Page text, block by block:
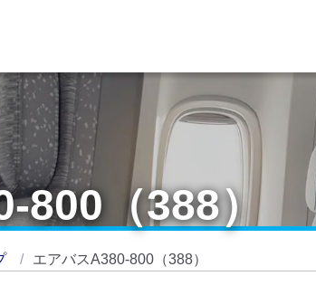
800（388）
エアバスA380-800（388）